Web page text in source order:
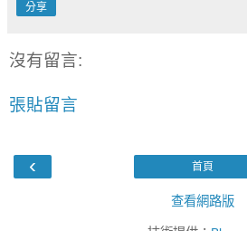
分享
沒有留言:
張貼留言
‹ 首頁
查看網路版